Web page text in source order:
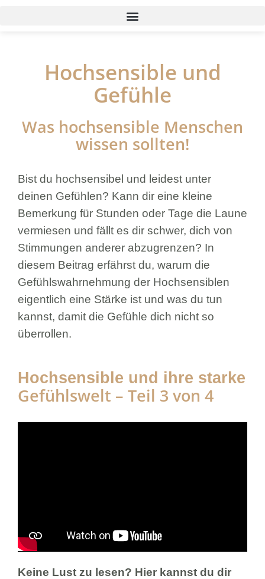
Hochsensible und
Gefühle
Was hochsensible Menschen
wissen sollten!
Bist du hochsensibel und leidest unter
deinen Gefühlen? Kann dir eine kleine
Bemerkung für Stunden oder Tage die Laune
vermiesen und fällt es dir schwer, dich von
Stimmungen anderer abzugrenzen? In
diesem Beitrag erfährst du, warum die
Gefühlswahrnehmung der Hochsensiblen
eigentlich eine Stärke ist und was du tun
kannst, damit die Gefühle dich nicht so
überrollen.
Hochsensible und ihre starke
Gefühlswelt – Teil 3 von 4
Keine Lust zu lesen? Hier kannst du dir